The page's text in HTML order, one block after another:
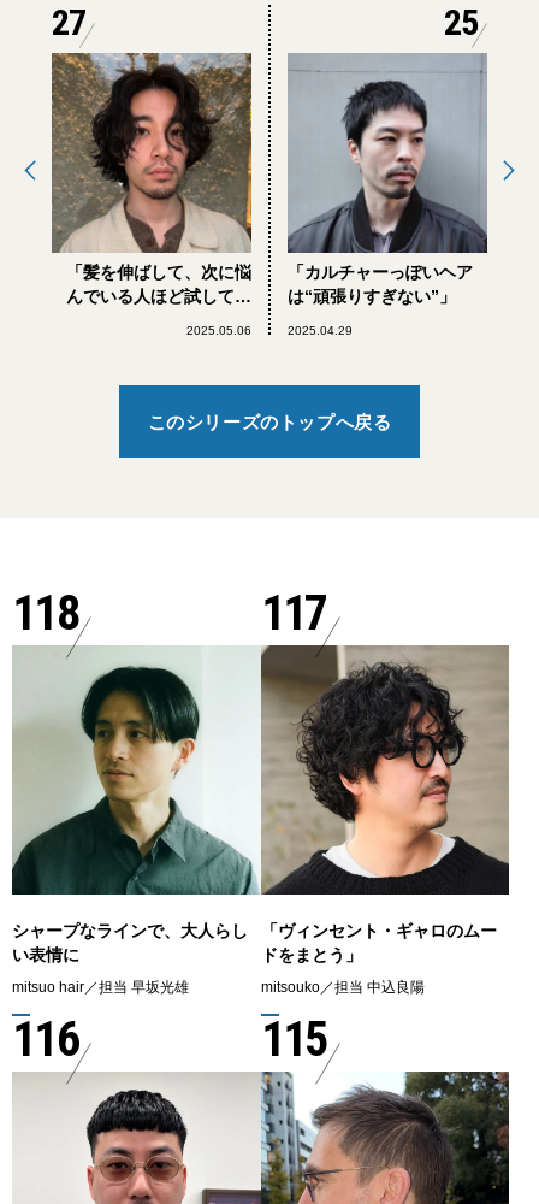
27
「髪を伸ばして、次に悩
んでいる人ほど試してほ
2025.05.06
25
「カルチャーっぽいヘア
は“頑張りすぎない”」
2025.04.29
このシリーズのトップへ戻る
118
シャープなラインで、大人らし
い表情に
mitsuo hair／担当 早坂光雄
117
「ヴィンセント・ギャロのムー
ドをまとう」
mitsouko／担当 中込良陽
116 115